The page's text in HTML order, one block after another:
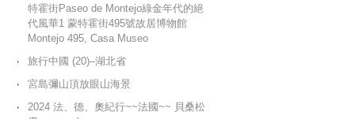
特霍街Paseo de Montejo綠金年代的絕
代風華1 蒙特霍街495號故居博物館
Montejo 495, Casa Museo
旅行中國 (20)–湖北省
宮島彌山頂放眼山海景
2024 法、德、奧紀行~~法國~~ 貝桑松